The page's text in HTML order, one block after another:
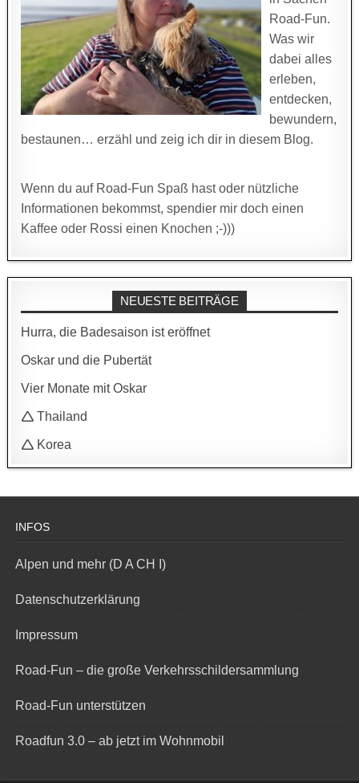
Road-Fun.
Was wir
dabei alles
erleben,
entdecken,
bewundern,
bestaunen… erzähl und zeig ich dir in diesem Blog.
Wenn du auf Road-Fun Spaß hast oder nützliche
Informationen bekommst, spendier mir doch einen
Kaffee oder Rossi einen Knochen ;-)))
NEUESTE BEITRÄGE
Hurra, die Badesaison ist eröffnet
Oskar und die Pubertät
Vier Monate mit Oskar
🛆 Thailand
🛆 Korea
INFOS
Alpen und mehr (D A CH I)
Datenschutzerklärung
Impressum
Road-Fun – die große Verkehrsschildersammlung
Road-Fun unterstützen
Roadfun 3.0 – ab jetzt im Wohnmobil